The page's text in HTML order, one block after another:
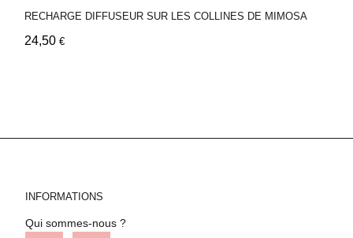
RECHARGE DIFFUSEUR SUR LES COLLINES DE MIMOSA
24,50 €
INFORMATIONS
Qui sommes-nous ?